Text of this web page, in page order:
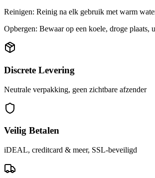
Reinigen: Reinig na elk gebruik met warm
Opbergen: Bewaar op een koele, droge plaats,
Discrete Levering
Neutrale verpakking, geen zichtbare afzender
Veilig Betalen
iDEAL, creditcard & meer, SSL-beveiligd